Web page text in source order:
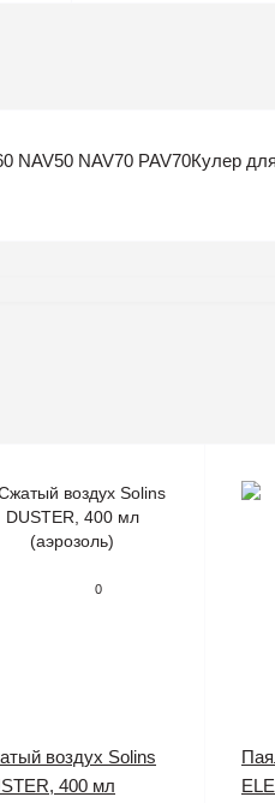
NAV70 PAV70Кулер
0
воздух Solins
400 мл